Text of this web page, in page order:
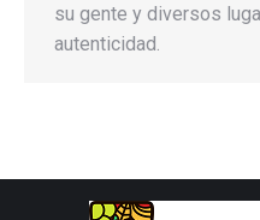
su gente y diversos
autenticidad.